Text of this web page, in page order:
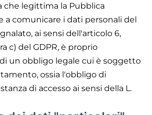
che legittima la Pubblica
a comunicare i dati personali del
ai sensi dell'articolo 6,
c) del GDPR, è proprio
un obbligo legale cui è soggetto
ossia l'obbligo di
di accesso ai sensi della L.